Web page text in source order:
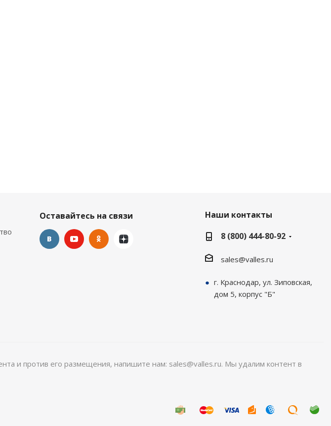
Оставайтесь на связи
Наши контакты
8 (800) 444-80-92
sales@valles.ru
г. Краснодар, ул. Зиповская,
дом 5, корпус "Б"
и против его размещения, напишите нам: sales@valles.ru. Мы удалим контент в